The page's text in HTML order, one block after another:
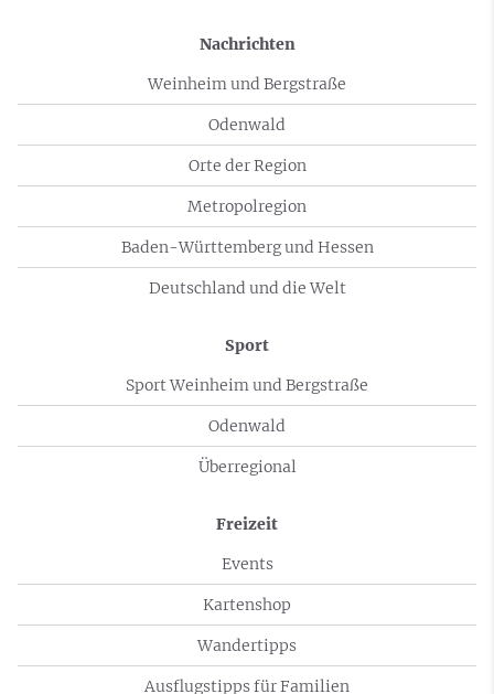
Nachrichten
Weinheim und Bergstraße
Odenwald
Orte der Region
Metropolregion
Baden-Württemberg und Hessen
Deutschland und die Welt
Sport
Sport Weinheim und Bergstraße
Odenwald
Überregional
Freizeit
Events
Kartenshop
Wandertipps
Ausflugstipps für Familien